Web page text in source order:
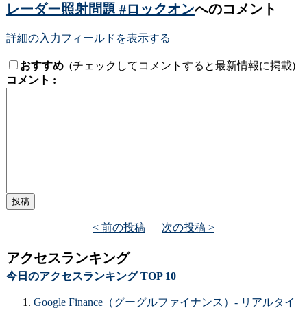
レーダー照射問題 #ロックオンへのコメント
詳細の入力フィールドを表示する
おすすめ(チェックしてコメントすると最新情報に掲載)
コメント :
< 前の投稿 次の投稿 >
アクセスランキング
今日のアクセスランキング TOP 10
Google Finance（グーグルファイナンス）- リアルタイ